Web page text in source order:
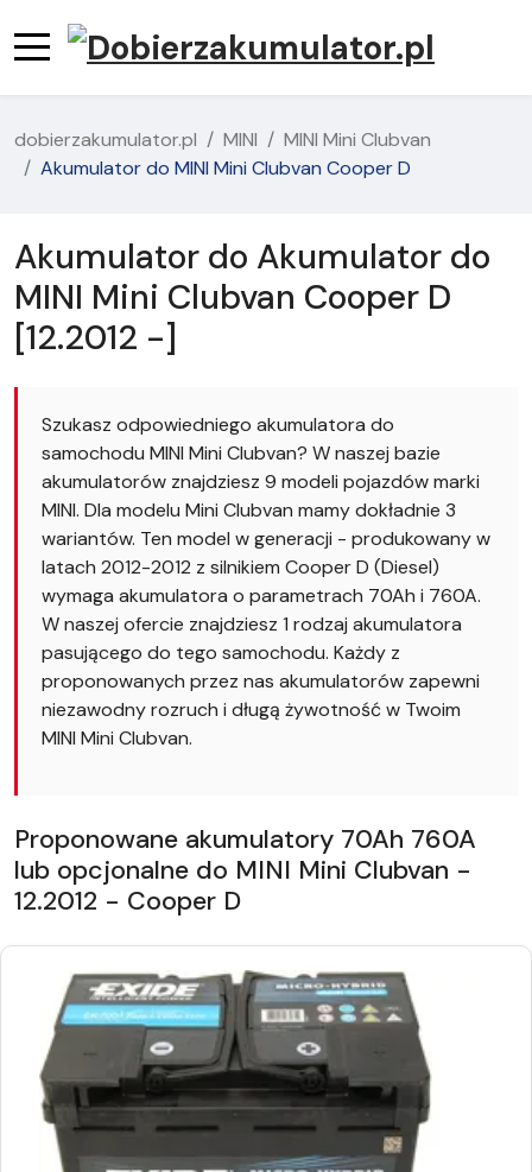
dobierzakumulator.pl MINI
MINI Mini Clubvan
Akumulator do MINI Mini Clubvan Cooper D
Akumulator do Akumulator do
MINI Mini Clubvan Cooper D
[12.2012 -]
Szukasz odpowiedniego akumulatora do
samochodu MINI Mini Clubvan? W naszej bazie
akumulatorów znajdziesz 9 modeli pojazdów marki
MINI. Dla modelu Mini Clubvan mamy dokładnie 3
wariantów. Ten model w generacji - produkowany w
latach 2012-2012 z silnikiem Cooper D (Diesel)
wymaga akumulatora o parametrach 70Ah i 760A.
W naszej ofercie znajdziesz 1 rodzaj akumulatora
pasującego do tego samochodu. Każdy z
proponowanych przez nas akumulatorów zapewni
niezawodny rozruch i długą żywotność w Twoim
MINI Mini Clubvan.
Proponowane akumulatory 70Ah 760A
lub opcjonalne do MINI Mini Clubvan -
12.2012 - Cooper D